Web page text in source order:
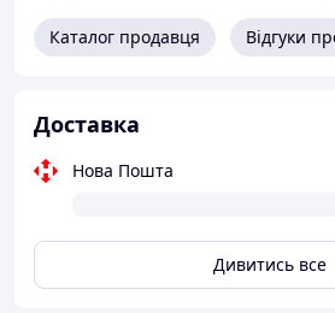
Каталог продавця Відгуки
Доставка
Нова Пошта
Дивитись все